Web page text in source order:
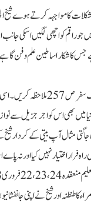
کا مواجہہ کرتے ہوے
کو اچھی لگیں اسکی
جس کا شکار اساطین علم
تفصیل بعنوان :چندا کے لئے تیسرا
دنیا میں بھی اس کو اجر
مثال آپ بیتی کے کردار
اختیار نہیں کیا اور نہ
طنطنہ اور شیخ نے اپنی